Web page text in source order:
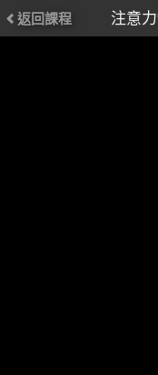
返回課程 注意